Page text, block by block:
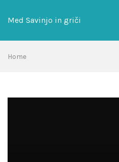
Med Savinjo in griči
Home